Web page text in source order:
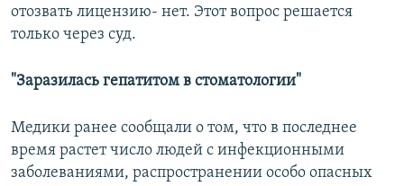
отозвать лицензию- нет. Этот вопрос решается
только через суд.
"Заразилась гепатитом в стоматологии"
Медики ранее сообщали о том, что в последнее
время растет число людей с инфекционными
заболеваниями, распространении особо опасных